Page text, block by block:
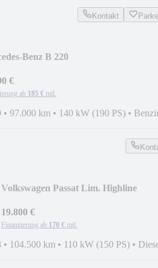
Kontakt
Benz B 220
€
ab 185 € mtl.
• 97.000 km • 140 kW (190 PS) •
Volkswagen Passat Lim. Highline
19.800 €
Finanzierung ab 170 € mtl.
• 104.500 km • 110 kW (150 PS) •